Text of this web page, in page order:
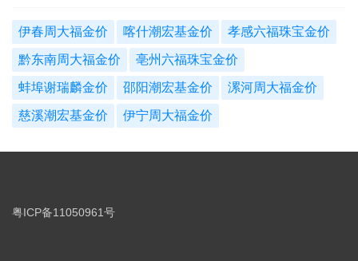
伊春周大福金价 喀什潮宏基金价 孝感六福珠宝金价
黔东南周大福金价 亳州六福珠宝金价
蚌埠谢瑞麟金价 邵阳潮宏基金价 漯河周大福金价
慈溪潮宏基金价 伊宁周大福金价
粤ICP备11050961号